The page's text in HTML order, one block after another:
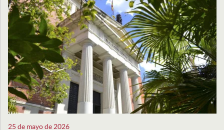
25 de mayo de 2026